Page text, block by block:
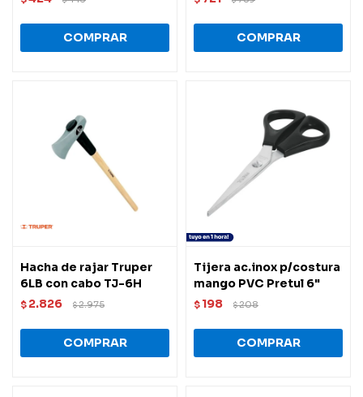
Hacha de rajar Truper
6LB con cabo TJ-6H
$ 2.826 $2.975
Tijera ac.inox p/costura
mango PVC Pretul 6"
$ 198 $208